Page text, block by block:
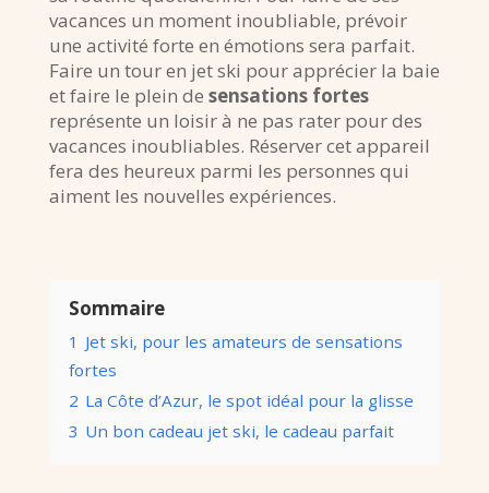
vacances un moment inoubliable, prévoir
une activité forte en émotions sera parfait.
Faire un tour en jet ski pour apprécier la baie
et faire le plein de sensations fortes
représente un loisir à ne pas rater pour des
vacances inoubliables. Réserver cet appareil
fera des heureux parmi les personnes qui
aiment les nouvelles expériences.
Sommaire
1 Jet ski, pour les amateurs de sensations
fortes
2 La Côte d’Azur, le spot idéal pour la glisse
3 Un bon cadeau jet ski, le cadeau parfait